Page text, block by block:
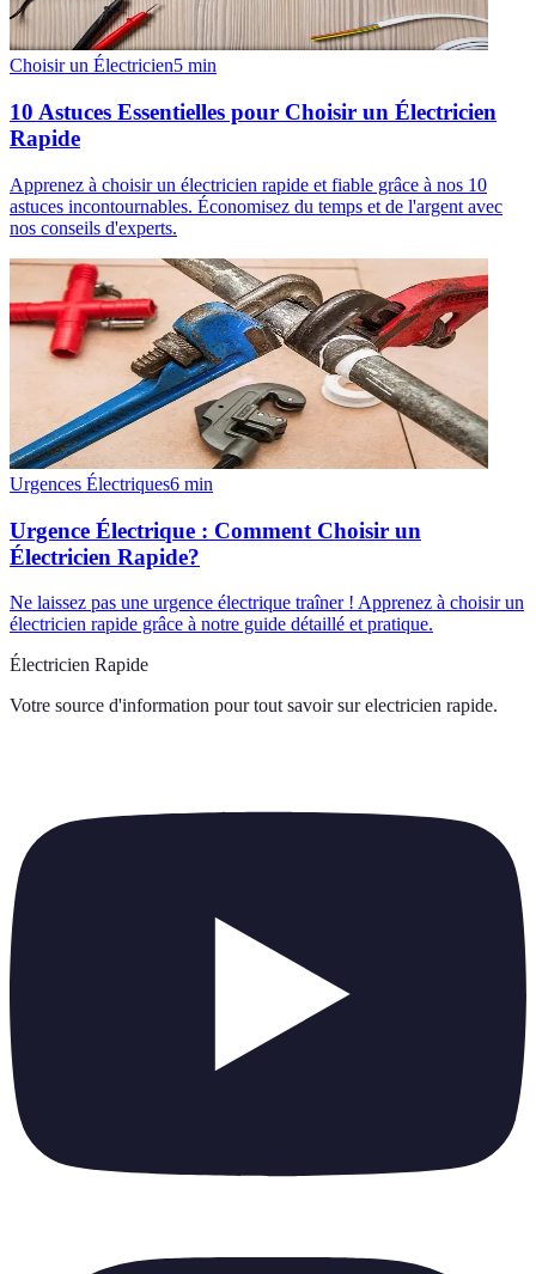
Choisir un Électricien5 min
10 Astuces Essentielles pour Choisir un Électricien
Rapide
Apprenez à choisir un électricien rapide et fiable grâce à nos 10
astuces incontournables. Économisez du temps et de l'argent avec
nos conseils d'experts.
Urgences Électriques6 min
Urgence Électrique : Comment Choisir un
Électricien Rapide?
Ne laissez pas une urgence électrique traîner ! Apprenez à choisir un
électricien rapide grâce à notre guide détaillé et pratique.
Électricien Rapide
Votre source d'information pour tout savoir sur electricien rapide.